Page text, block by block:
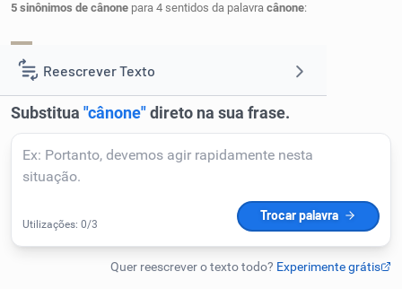
Reescrever Texto
Resumir Texto
Corrigir Texto
Detector de IA
Humanizador de IA
5 sinônimos de cânone para 4 sentidos da palavra cânone: